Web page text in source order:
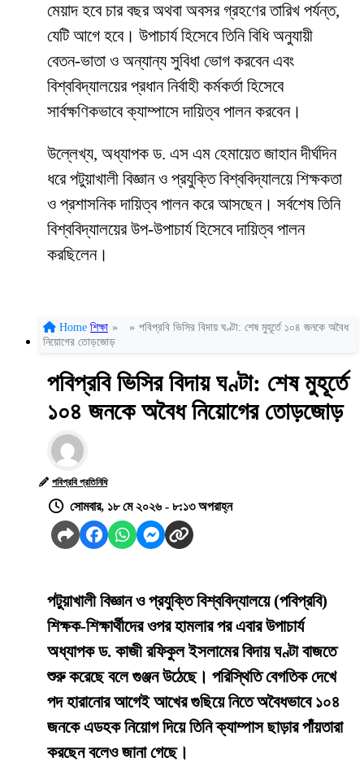
মেয়াদ হবে চার বছর অথবা অবসর গ্রহণের তারিখ পর্যন্ত,
যেটি আগে হবে। উপাচার্য হিসেবে তিনি বিধি অনুযায়ী
বেতন-ভাতা ও অন্যান্য সুবিধা ভোগ করবেন এবং
বিশ্ববিদ্যালয়ের প্রধান নির্বাহী কর্মকর্তা হিসেবে
সার্বক্ষণিকভাবে ক্যাম্পাসে দায়িত্ব পালন করবেন।
উল্লেখ্য, অধ্যাপক ড. এস এম হেমায়েত জাহান দীর্ঘদিন
ধরে পটুয়াখালী বিজ্ঞান ও প্রযুক্তি বিশ্ববিদ্যালয়ে শিক্ষকতা
ও প্রশাসনিক দায়িত্ব পালন করে আসছেন। সর্বশেষ তিনি
বিশ্ববিদ্যালয়ের উপ-উপাচার্য হিসেবে দায়িত্ব পালন
করছিলেন।
Home শিক্ষা » » পবিপ্রবি ভিসির বিদায় ঘণ্টা: শেষ মুহূর্তে ১০৪ জনকে অবৈধ
নিয়োগের তোড়জোড়
পবিপ্রবি ভিসির বিদায় ঘণ্টা: শেষ মুহূর্তে
১০৪ জনকে অবৈধ নিয়োগের তোড়জোড়
পবিপ্রবি প্রতিনিধি
সোমবার, ১৮ মে ২০২৬ - ৮:১৩ অপরাহ্ন
পটুয়াখালী বিজ্ঞান ও প্রযুক্তি বিশ্ববিদ্যালয়ে (পবিপ্রবি)
শিক্ষক-শিক্ষার্থীদের ওপর হামলার পর এবার উপাচার্য
অধ্যাপক ড. কাজী রফিকুল ইসলামের বিদায় ঘণ্টা বাজতে
শুরু করেছে বলে গুঞ্জন উঠেছে। পরিস্থিতি বেগতিক দেখে
পদ হারানোর আগেই আখের গুছিয়ে নিতে অবৈধভাবে ১০৪
জনকে এডহক নিয়োগ দিয়ে তিনি ক্যাম্পাস ছাড়ার পাঁয়তারা
করছেন বলেও জানা গেছে।